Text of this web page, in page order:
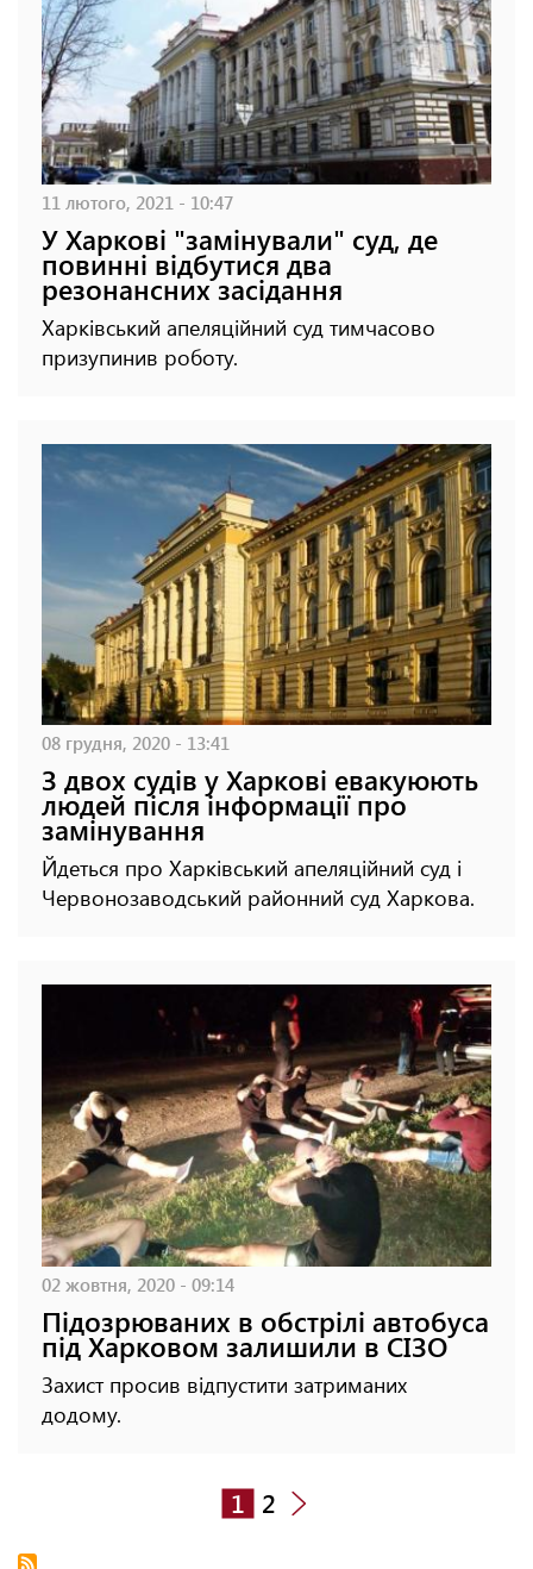
11 лютого, 2021 - 10:47
У Харкові "замінували" суд, де
повинні відбутися два
резонансних засідання
Харківський апеляційний суд тимчасово
призупинив роботу.
08 грудня, 2020 - 13:41
З двох судів у Харкові евакуюють
людей після інформації про
замінування
Йдеться про Харківський апеляційний суд і
Червонозаводський районний суд Харкова.
02 жовтня, 2020 - 09:14
Підозрюваних в обстрілі автобуса
під Харковом залишили в СІЗО
Захист просив відпустити затриманих
додому.
1 2